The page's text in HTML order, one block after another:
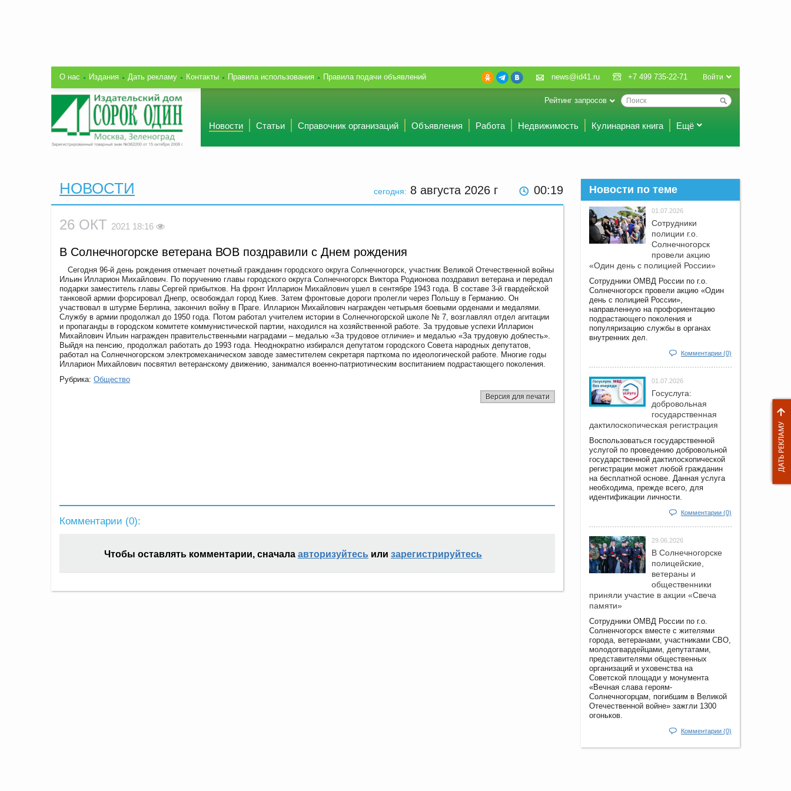
О нас Издания Дать рекламу Контакты Правила использования Правила подачи объявлений Войти
news@id41.ru +7 499 735-22-71
Рейтинг запросов
Новости Статьи Справочник организаций Объявления Работа Недвижимость Кулинарная книга Ещё
сегодня: 8 августа 2026 г 00:19
НОВОСТИ
26 ОКТ 2021 18:16
В Солнечногорске ветерана ВОВ поздравили с Днем рождения
Сегодня 96-й день рождения отмечает почетный гражданин городского округа Солнечногорск, участник Великой Отечественной войны
Ильин Илларион Михайлович. По поручению главы городского округа Солнечногорск Виктора Родионова поздравил ветерана и передал
подарки заместитель главы Сергей прибытков. На фронт Илларион Михайлович ушел в сентябре 1943 года. В составе 3-й гвардейской
танковой армии форсировал Днепр, освобождал город Киев. Затем фронтовые дороги пролегли через Польшу в Германию. Он
участвовал в штурме Берлина, закончил войну в Праге. Илларион Михайлович награжден четырьмя боевыми орденами и медалями.
Службу в армии продолжал до 1950 года. Потом работал учителем истории в Солнечногорской школе № 7, возглавлял отдел агитации
и пропаганды в городском комитете коммунистической партии, находился на хозяйственной работе. За трудовые успехи Илларион
Михайлович Ильин награжден правительственными наградами – медалью «За трудовое отличие» и медалью «За трудовую доблесть».
Выйдя на пенсию, продолжал работать до 1993 года. Неоднократно избирался депутатом городского Совета народных депутатов,
работал на Солнечногорском электромеханическом заводе заместителем секретаря парткома по идеологической работе. Многие годы
Илларион Михайлович посвятил ветеранскому движению, занимался военно-патриотическим воспитанием подрастающего поколения.
Рубрика: Общество
Версия для печати
Комментарии (0):
Чтобы оставлять комментарии, сначала авторизуйтесь или зарегистрируйтесь
Новости по теме
01.07.2026
Сотрудники
полиции г.о.
Солнечногорск
провели акцию
«Один день с полицией России»
Сотрудники ОМВД России по г.о.
Солнечногорск провели акцию «Один
день с полицией России»,
направленную на профориентацию
подрастающего поколения и
популяризацию службы в органах
внутренних дел.
Комментарии (0)
01.07.2026
Госуслуга:
добровольная
государственная
дактилоскопическая регистрация
Воспользоваться государственной
услугой по проведению добровольной
государственной дактилоскопической
регистрации может любой гражданин
на бесплатной основе. Данная услуга
необходима, прежде всего, для
идентификации личности.
Комментарии (0)
29.06.2026
В Солнечногорске
полицейские,
ветераны и
общественники
приняли участие в акции «Свеча
памяти»
Сотрудники ОМВД России по г.о.
Солненчогорск вместе с жителями
города, ветеранами, участниками СВО,
молодогвардейцами, депутатами,
представителями общественных
организаций и уховенства на
Советской площади у монумента
«Вечная слава героям-
Солнечногорцам, погибшим в Великой
Отечественной войне» зажгли 1300
огоньков.
Комментарии (0)